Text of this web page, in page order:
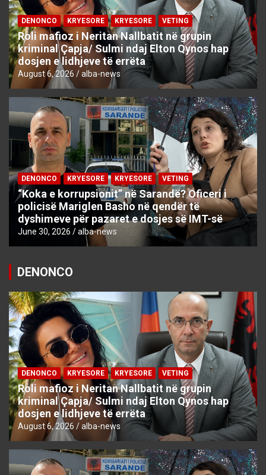
DENONCO KRYESORE KRYESORE VETING
Roli mafioz i Neritan Nallbatit në grupin
kriminal Çapja/ Sulmi ndaj Elton Qynos hap
dosjen e lidhjeve të errëta
August 6, 2026 alba-news
DENONCO KRYESORE KRYESORE VETING
“Koka e korrupsionit” në Sarandë? Oficeri i
policisë Mariglen Basho në qendër të
dyshimeve për pazaret e dosjes së IMT-së
June 30, 2026 alba-news
DENONCO
DENONCO KRYESORE KRYESORE VETING
Roli mafioz i Neritan Nallbatit në grupin
kriminal Çapja/ Sulmi ndaj Elton Qynos hap
dosjen e lidhjeve të errëta
August 6, 2026 alba-news